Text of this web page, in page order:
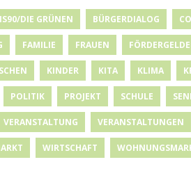
DIE GRÜNEN BÜRGERDIALOG
FAMILIE FRAUEN
KINDER KITA KLIMA
POLITIK PROJEKT SCHULE
VERANSTALTUNG VERANSTALTUNGEN
WIRTSCHAFT